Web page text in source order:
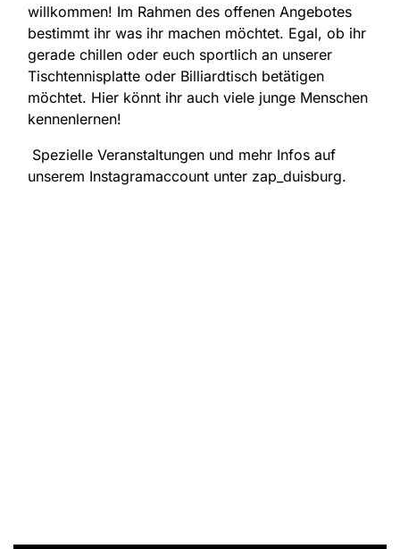
willkommen! Im Rahmen des offenen Angebotes
bestimmt ihr was ihr machen möchtet. Egal, ob ihr
gerade chillen oder euch sportlich an unserer
Tischtennisplatte oder Billiardtisch betätigen
möchtet. Hier könnt ihr auch viele junge Menschen
kennenlernen!
Spezielle Veranstaltungen und mehr Infos auf
unserem Instagramaccount unter zap_duisburg.